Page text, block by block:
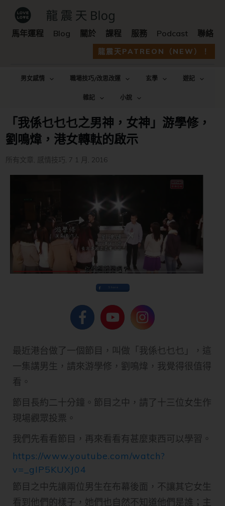
馬年運程 Blog 關於 課程 服務 Podcast 聯絡
龍震天PATREON（NEW）！
男女感情 職場技巧/改思改運 玄學
遊記
雜記
小說
「我係乜乜乜之男神，女神」游學修，
劉鳴煒，港女轉軚的啟示
所有文章 , 感情技巧, 7 1 月, 2016
Share
最近港台做了一個節目，叫做「我係乜乜乜」，這
一集講男生，請來游學修，劉鳴煒，我覺得很值得
看。
節目長約二十分鐘。節目之中，請了​十三位女生作
現場觀眾投票。
我們先看看節目，再來看看有甚麼東西可以學習。
https://www.youtube.com/watch?
v=_gIP5KUXJ04
節目之中先讓兩位男生在布幕後面，不讓其它女生
看到他們的樣子，她們也自然不知道他們是誰；主